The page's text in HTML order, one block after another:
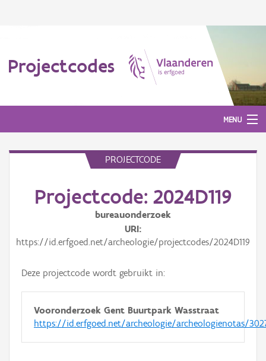
Projectcodes
MENU
PROJECTCODE
Projectcode: 2024D119
bureauonderzoek
URI
https://id.erfgoed.net/archeologie/projectcodes/2024D119
Deze projectcode wordt gebruikt in:
Vooronderzoek Gent Buurtpark Wasstraat
https://id.erfgoed.net/archeologie/archeologienotas/